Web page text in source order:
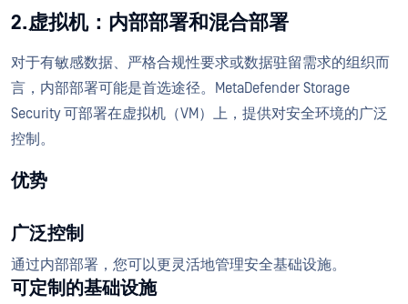
2.虚拟机：内部部署和混合部署
对于有敏感数据、严格合规性要求或数据驻留需求的组织而
言，内部部署可能是首选途径。MetaDefender Storage
Security 可部署在虚拟机（VM）上，提供对安全环境的广泛
控制。
优势
广泛控制
通过内部部署，您可以更灵活地管理安全基础设施。
可定制的基础设施